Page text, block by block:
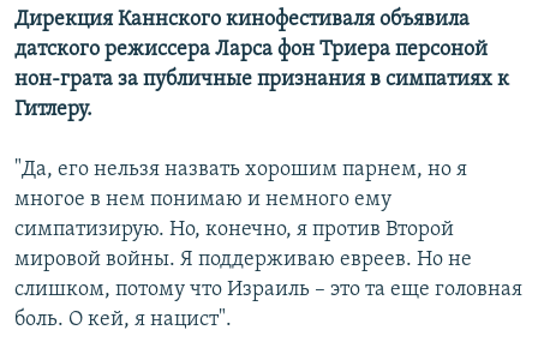
Все сайты РСЕ/РС
Дирекция Каннского кинофестиваля объявила
датского режиссера Ларса фон Триера персоной
нон-грата за публичные признания в симпатиях к
Гитлеру.
"Да, его нельзя назвать хорошим парнем, но я
многое в нем понимаю и немного ему
симпатизирую. Но, конечно, я против Второй
мировой войны. Я поддерживаю евреев. Но не
слишком, потому что Израиль – это та еще головная
боль. О кей, я нацист".